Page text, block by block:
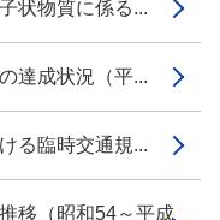
状物質に係る...
達成状況（平...
る臨時交通規...
移（昭和54～平成